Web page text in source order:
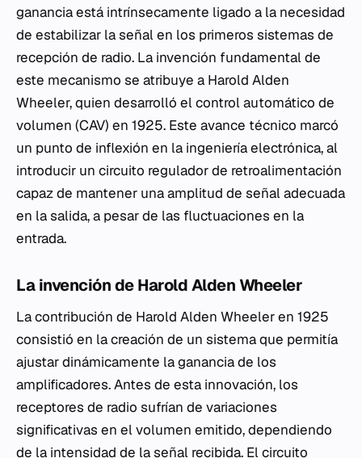
ganancia está intrínsecamente ligado a la necesidad
de estabilizar la señal en los primeros sistemas de
recepción de radio. La invención fundamental de
este mecanismo se atribuye a Harold Alden
Wheeler, quien desarrolló el control automático de
volumen (CAV) en 1925. Este avance técnico marcó
un punto de inflexión en la ingeniería electrónica, al
introducir un circuito regulador de retroalimentación
capaz de mantener una amplitud de señal adecuada
en la salida, a pesar de las fluctuaciones en la
entrada.
La invención de Harold Alden Wheeler
La contribución de Harold Alden Wheeler en 1925
consistió en la creación de un sistema que permitía
ajustar dinámicamente la ganancia de los
amplificadores. Antes de esta innovación, los
receptores de radio sufrían de variaciones
significativas en el volumen emitido, dependiendo
de la intensidad de la señal recibida. El circuito